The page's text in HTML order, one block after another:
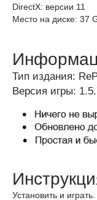
DirectX: версии 11
Место на диске: 37
Тип издания:
Версия игры:
Установить и играть.